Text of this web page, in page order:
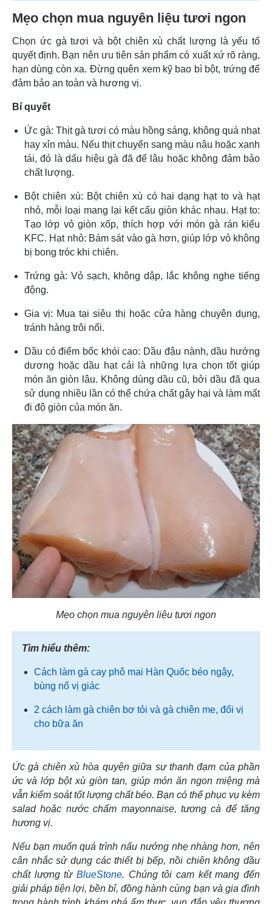
Mẹo chọn mua nguyên liệu tươi ngon
Chọn ức gà tươi và bột chiên xù chất lượng là yếu tố
quyết định. Bạn nên ưu tiên sản phẩm có xuất xứ rõ ràng,
hạn dùng còn xa. Đừng quên xem kỹ bao bì bột, trứng để
đảm bảo an toàn và hương vị.
Bí quyết
Ức gà: Thịt gà tươi có màu hồng sáng, không quá nhạt
hay xỉn màu. Nếu thịt chuyển sang màu nâu hoặc xanh
tái, đó là dấu hiệu gà đã để lâu hoặc không đảm bảo
chất lượng.
Bột chiên xù: Bột chiên xù có hai dạng hạt to và hạt
nhỏ, mỗi loại mang lại kết cấu giòn khác nhau. Hạt to:
Tạo lớp vỏ giòn xốp, thích hợp với món gà rán kiểu
KFC. Hạt nhỏ: Bám sát vào gà hơn, giúp lớp vỏ không
bị bong tróc khi chiên.
Trứng gà: Vỏ sạch, không dập, lắc không nghe tiếng
động.
Gia vị: Mua tại siêu thị hoặc cửa hàng chuyên dụng,
tránh hàng trôi nổi.
Dầu có điểm bốc khói cao: Dầu đậu nành, dầu hướng
dương hoặc dầu hạt cải là những lựa chọn tốt giúp
món ăn giòn lâu. Không dùng dầu cũ, bởi dầu đã qua
sử dụng nhiều lần có thể chứa chất gây hại và làm mất
đi độ giòn của món ăn.
Mẹo chọn mua nguyên liệu tươi ngon
Tìm hiểu thêm:
Cách làm gà cay phô mai Hàn Quốc béo ngậy,
bùng nổ vị giác
2 cách làm gà chiên bơ tỏi và gà chiên me, đổi vị
cho bữa ăn
Ức gà chiên xù hòa quyện giữa sự thanh đạm của phần
ức và lớp bột xù giòn tan, giúp món ăn ngon miệng mà
vẫn kiểm soát tốt lượng chất béo. Bạn có thể phục vụ kèm
salad hoặc nước chấm mayonnaise, tương cà để tăng
hương vị.
Nếu bạn muốn quá trình nấu nướng nhẹ nhàng hơn, nên
cân nhắc sử dụng các thiết bị bếp, nồi chiên không dầu
chất lượng từ BlueStone. Chúng tôi cam kết mang đến
giải pháp tiện lợi, bền bỉ, đồng hành cùng bạn và gia đình